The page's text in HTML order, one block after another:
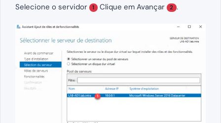
Selecione o servidor 1 Clique em Avançar 2 .